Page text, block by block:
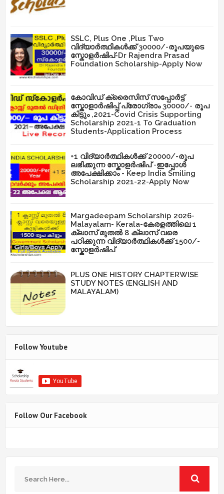
SSLC, Plus One ,Plus Two
വിദ്യാർത്ഥികൾക്ക് 30000/-രൂപയുടെ
സ്കോളർഷിപ്-Dr Rajendra Prasad
Foundation Scholarship-Apply Now
കോവിഡ് ക്രൈസിസ് സപ്പോർട്ട്
സ്കോളാർഷിപ്പ് പ്രോഗ്രാം 30000/- രൂപ
കിട്ടും ,2021-Covid Crisis Supporting
Scholarship 2021-1 To Graduation
Students-Application Process
+1 വിദ്യാർത്ഥികൾക്ക് 20000/-രൂപ
ലഭിക്കുന്ന സ്കോളർഷിപ് -ഇപ്പോൾ
അപേക്ഷിക്കാം - Keep India Smiling
Scholarship 2021-22-Apply Now
Margadeepam Scholarship 2026-
Malayalam- Kerala-കേരളത്തിലെ 1
ക്ലാസ് മുതൽ 8 ക്ലാസ് വരെ
പഠിക്കുന്ന വിദ്യാർത്ഥികൾക്ക് 1500/-
സ്കോളർഷിപ്
PLUS ONE HISTORY CHAPTERWISE
STUDY NOTES (ENGLISH AND
MALAYALAM)
Follow Youtube
Follow Our Facebook